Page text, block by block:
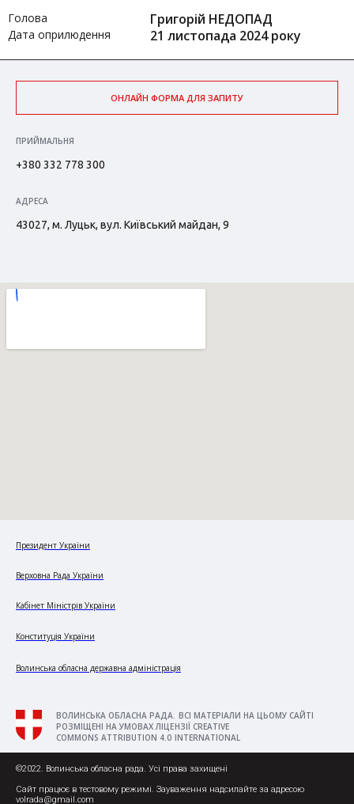
Голова Григорій НЕДОПАД
Дата оприлюдення 21 листопада 2024 року
ОНЛАЙН ФОРМА ДЛЯ ЗАПИТУ
ПРИЙМАЛЬНЯ
+380 332 778 300
АДРЕСА
43027, м. Луцьк, вул. Київський майдан, 9
Президент України
Верховна Рада України
Кабінет Міністрів України
Конституція України
Волинська обласна державна адміністрація
ВОЛИНСЬКА ОБЛАСНА РАДА. ВСІ МАТЕРІАЛИ НА ЦЬОМУ САЙТІ
РОЗМІЩЕНІ НА УМОВАХ ЛІЦЕНЗІЇ CREATIVE
COMMONS ATTRIBUTION 4.0 INTERNATIONAL
©2022. Волинська обласна рада. Усі права захищені
Сайт працює в тестовому режимі. Зауваження надсилайте за адресою
volrada@gmail.com